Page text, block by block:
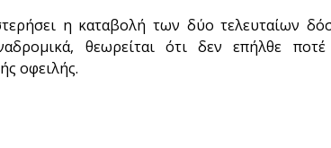
η καταβολή των δύο τελευταίων
θεωρείται ότι δεν επήλθε
οφειλής.